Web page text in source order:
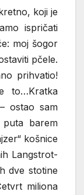
koji je
ispričati
moj šogor
pčele.
prihvatio!
to…Kratka
ostao sam
barem
košnice
Langstrot-
dve stotine
miliona